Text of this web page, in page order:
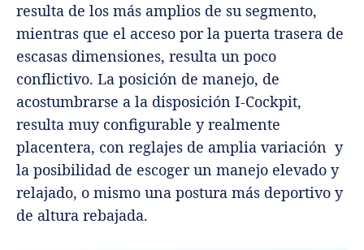
resulta de los más amplios de su segmento,
mientras que el acceso por la puerta trasera de
escasas dimensiones, resulta un poco
conflictivo. La posición de manejo, de
acostumbrarse a la disposición I-Cockpit,
resulta muy configurable y realmente
placentera, con reglajes de amplia variación y
la posibilidad de escoger un manejo elevado y
relajado, o mismo una postura más deportivo y
de altura rebajada.